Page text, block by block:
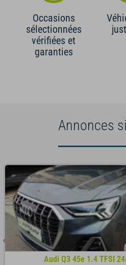
Occasions
sélectionnées
vérifiées et
garanties
Annonces
Audi Q3 45e 1.4 TFSI